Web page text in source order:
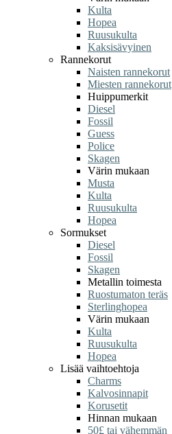
Kulta
Hopea
Ruusukulta
Kaksisävyinen
Rannekorut
Naisten rannekorut
Miesten rannekorut
Huippumerkit
Diesel
Fossil
Guess
Police
Skagen
Värin mukaan
Musta
Kulta
Ruusukulta
Hopea
Sormukset
Diesel
Fossil
Skagen
Metallin toimesta
Ruostumaton teräs
Sterlinghopea
Värin mukaan
Kulta
Ruusukulta
Hopea
Lisää vaihtoehtoja
Charms
Kalvosinnapit
Korusetit
Hinnan mukaan
50£ tai vähemmän